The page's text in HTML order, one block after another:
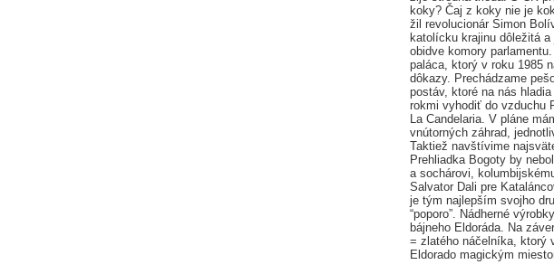
koky? Čaj z koky nie je
žil revolucionár Simon
katolícku krajinu dôležitá
obidve komory
paláca, ktorý v roku 1985
dôkazy. Prechádzame
postáv, ktoré na nás
rokmi vyhodiť do vzduchu
La Candelaria. V pláne
vnútorných záhrad,
Taktiež navštívime
Prehliadka Bogoty by
a sochárovi,
Salvator Dali pre
je tým najlepším svojho
“poporo”. Nádherné
bájneho Eldoráda. Na
= zlatého náčelníka, ktorý
Eldorado magickým